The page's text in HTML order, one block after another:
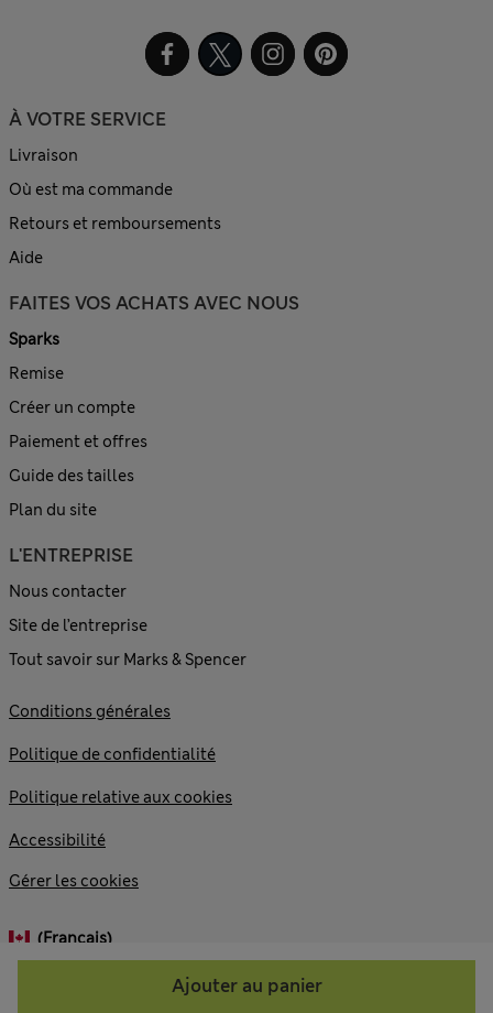
Ajouter au panier
À VOTRE SERVICE
Livraison
Où est ma commande
Retours et remboursements
Aide
FAITES VOS ACHATS AVEC NOUS
Sparks
Remise
Créer un compte
Paiement et offres
Guide des tailles
Plan du site
L'ENTREPRISE
Nous contacter
Site de l’entreprise
Tout savoir sur Marks & Spencer
© 2026 Marks and Spencer plc
Conditions générales
Politique de confidentialité
Politique relative aux cookies
Accessibilité
Gérer les cookies
(français)